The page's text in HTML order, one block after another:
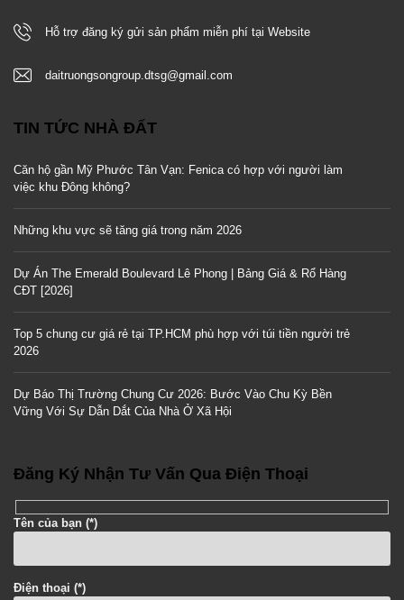
Hỗ trợ đăng ký gửi sản phẩm miễn phí tại Website
daitruongsongroup.dtsg@gmail.com
TIN TỨC NHÀ ĐẤT
Căn hộ gần Mỹ Phước Tân Vạn: Fenica có hợp với người làm
việc khu Đông không?
Những khu vực sẽ tăng giá trong năm 2026
Dự Án The Emerald Boulevard Lê Phong | Bảng Giá & Rổ Hàng
CĐT [2026]
Top 5 chung cư giá rẻ tại TP.HCM phù hợp với túi tiền người trẻ
2026
Dự Báo Thị Trường Chung Cư 2026: Bước Vào Chu Kỳ Bền
Vững Với Sự Dẫn Dắt Của Nhà Ở Xã Hội
Đăng Ký Nhận Tư Vấn Qua Điện Thoại
Tên của bạn (*)
Điện thoại (*)